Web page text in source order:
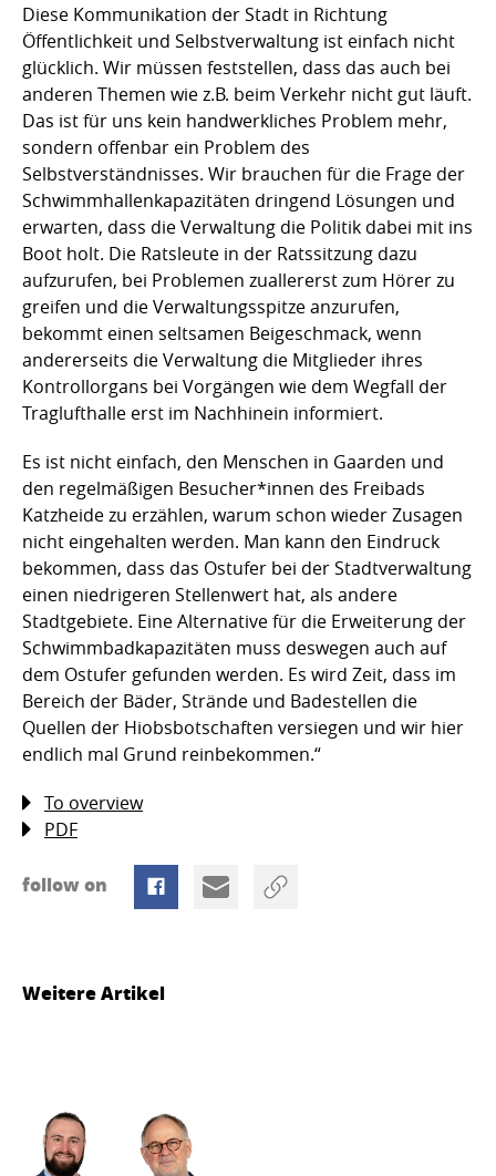
Diese Kommunikation der Stadt in Richtung
Öffentlichkeit und Selbstverwaltung ist einfach nicht
glücklich. Wir müssen feststellen, dass das auch bei
anderen Themen wie z.B. beim Verkehr nicht gut läuft.
Das ist für uns kein handwerkliches Problem mehr,
sondern offenbar ein Problem des
Selbstverständnisses. Wir brauchen für die Frage der
Schwimmhallenkapazitäten dringend Lösungen und
erwarten, dass die Verwaltung die Politik dabei mit ins
Boot holt. Die Ratsleute in der Ratssitzung dazu
aufzurufen, bei Problemen zuallererst zum Hörer zu
greifen und die Verwaltungsspitze anzurufen,
bekommt einen seltsamen Beigeschmack, wenn
andererseits die Verwaltung die Mitglieder ihres
Kontrollorgans bei Vorgängen wie dem Wegfall der
Traglufthalle erst im Nachhinein informiert.
Es ist nicht einfach, den Menschen in Gaarden und
den regelmäßigen Besucher*innen des Freibads
Katzheide zu erzählen, warum schon wieder Zusagen
nicht eingehalten werden. Man kann den Eindruck
bekommen, dass das Ostufer bei der Stadtverwaltung
einen niedrigeren Stellenwert hat, als andere
Stadtgebiete. Eine Alternative für die Erweiterung der
Schwimmbadkapazitäten muss deswegen auch auf
dem Ostufer gefunden werden. Es wird Zeit, dass im
Bereich der Bäder, Strände und Badestellen die
Quellen der Hiobsbotschaften versiegen und wir hier
endlich mal Grund reinbekommen.“
To overview
PDF
follow on
Weitere Artikel